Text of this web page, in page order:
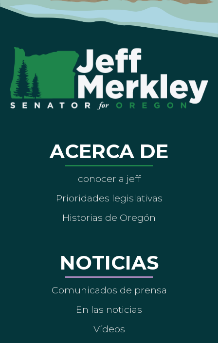
ACERCA DE
conocer a jeff
Prioridades legislativas
Historias de Oregón
NOTICIAS
Comunicados de prensa
En las noticias
Vídeos